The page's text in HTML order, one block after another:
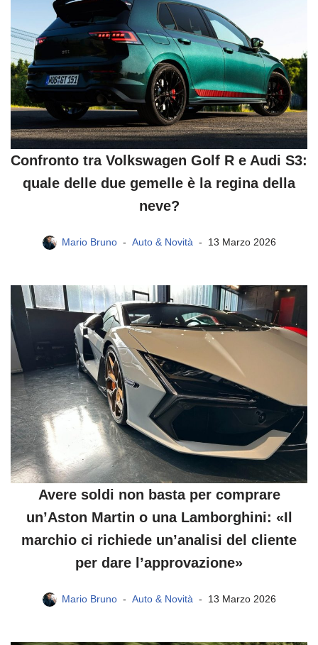
Confronto tra Volkswagen Golf R e Audi S3:
quale delle due gemelle è la regina della
neve?
Mario Bruno Auto & Novità 13 Marzo 2026
Avere soldi non basta per comprare
un’Aston Martin o una Lamborghini: «Il
marchio ci richiede un’analisi del cliente
per dare l’approvazione»
Mario Bruno Auto & Novità 13 Marzo 2026